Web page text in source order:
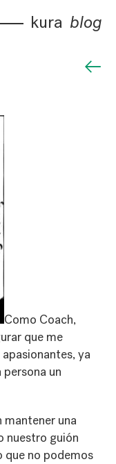
kura blog
←
Como Coach,
que me
ya
un
mantener una
nuestro guión
que no podemos